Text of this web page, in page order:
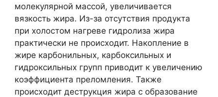
молекулярной массой, увеличивается
вязкость жира. Из-за отсутствия продукта
при холостом нагреве гидролиза жира
практически не происходит. Накопление в
жире карбонильных, карбоксильных и
гидроксильных групп приводит к увеличению
коэффициента преломления. Также
происходит деструкция жира с образование